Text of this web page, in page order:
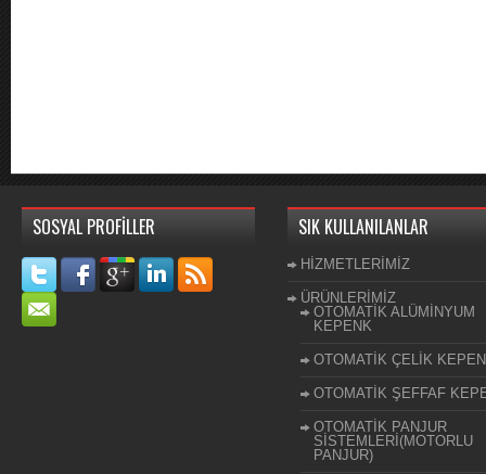
SOSYAL PROFİLLER SIK KULLANILANLAR
HİZMETLERİMİZ
ÜRÜNLERİMİZ
OTOMATİK ALÜMİNYUM
KEPENK
OTOMATİK ÇELİK
OTOMATİK ŞEFFAF
OTOMATİK PANJUR
SİSTEMLERİ(MOTORLU
PANJUR)